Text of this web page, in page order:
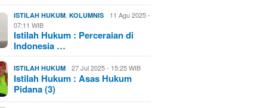
ISTILAH HUKUM ,KOLUMNIS
11 Agu 2025 -
07:11 WIB
Istilah Hukum : Perceraian di
Indonesia …
ISTILAH HUKUM 27 Jul 2025 - 15:25 WIB
Istilah Hukum : Asas Hukum
Pidana (3)